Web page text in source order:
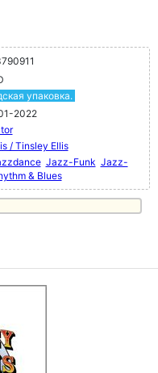
упаковка.
2022
/ Tinsley Ellis
Jazz-Funk Jazz-
& Blues